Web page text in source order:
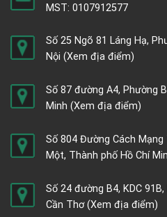
MST: 0107912577
Số 25 Ngõ 81 Láng Hạ,
Nội (Xem địa điểm)
Số 87 đường A4, Phường
Minh (Xem địa điểm)
Số 804 Đường Cách
Một, Thành phố Hồ Chí
Số 24 đường B4, KDC
Cần Thơ(Xem địa điểm)